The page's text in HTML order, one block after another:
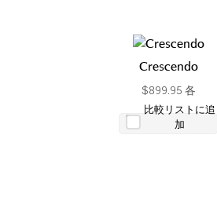
Crescendo
$899.95 各
比較リストに追
加